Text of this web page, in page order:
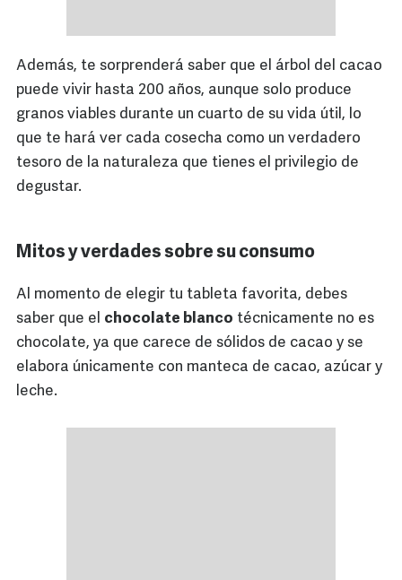
Además, te sorprenderá saber que el árbol del cacao
puede vivir hasta 200 años, aunque solo produce
granos viables durante un cuarto de su vida útil, lo
que te hará ver cada cosecha como un verdadero
tesoro de la naturaleza que tienes el privilegio de
degustar.
Mitos y verdades sobre su consumo
Al momento de elegir tu tableta favorita, debes
saber que el chocolate blanco técnicamente no es
chocolate, ya que carece de sólidos de cacao y se
elabora únicamente con manteca de cacao, azúcar y
leche.